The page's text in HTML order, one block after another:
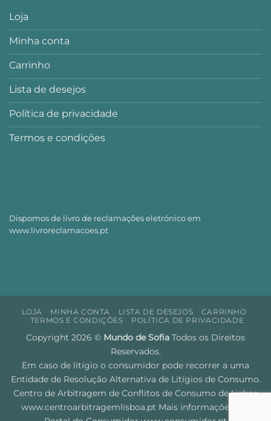
Loja
Minha conta
Carrinho
Lista de desejos
Política de privacidade
Termos e condições
Dispomos de livro de reclamações eletrónico em
www.livroreclamacoes.pt
LOJA MINHA CONTA LISTA DE DESEJOS
CARRINHO
TERMOS E CONDIÇÕES
POLÍTICA DE PRIVACIDADE
Copyright 2026 © Mundo de Sofia Todos os Direitos
Reservados.
Em caso de litígio o consumidor pode recorrer a uma
Entidade de Resolução Alternativa de Litígios de Consumo.
Centro de Arbitragem de Conflitos de Consumo de Lisboa
www.centroarbitragemlisboa.pt Mais informações em